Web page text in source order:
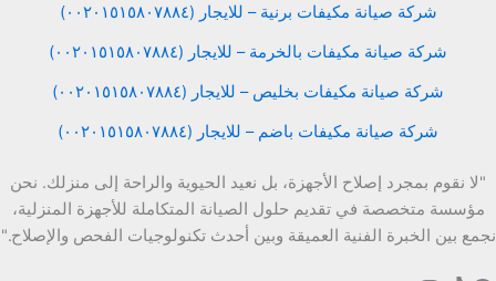
شركة صيانة مكيفات برنية – للايجار (٠٠٢٠١٥١٥٨٠٧٨٨٤)
شركة صيانة مكيفات بالخرمة – للايجار (٠٠٢٠١٥١٥٨٠٧٨٨٤)
شركة صيانة مكيفات بخليص – للايجار (٠٠٢٠١٥١٥٨٠٧٨٨٤)
شركة صيانة مكيفات باضم – للايجار (٠٠٢٠١٥١٥٨٠٧٨٨٤)
"لا نقوم بمجرد إصلاح الأجهزة، بل نعيد الحيوية والراحة إلى منزلك. نحن
مؤسسة متخصصة في تقديم حلول الصيانة المتكاملة للأجهزة المنزلية،
نجمع بين الخبرة الفنية العميقة وبين أحدث تكنولوجيات الفحص والإصلاح."